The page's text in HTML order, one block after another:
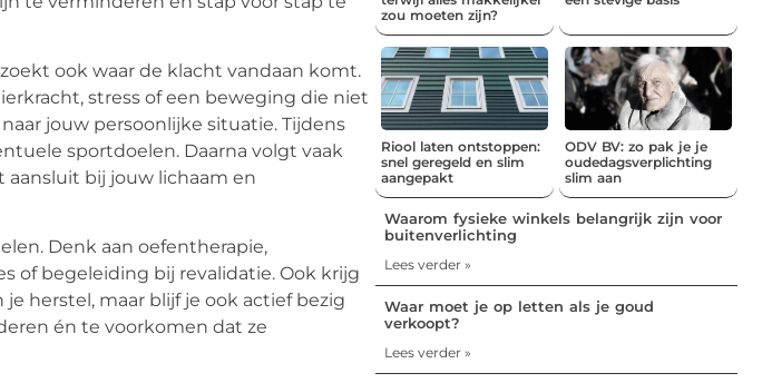
ook waar de klacht vandaan komt.
stress of een beweging die niet
jouw persoonlijke situatie. Tijdens
sportdoelen. Daarna volgt vaak
bij jouw lichaam en
Denk aan oefentherapie,
of begeleiding bij revalidatie. Ook krijg
herstel, maar blijf je ook actief bezig
én te voorkomen dat ze
zou moeten zijn?
Riool laten ontstoppen:
snel geregeld en slim
aangepakt
ODV BV: zo pak je je
oudedagsverplichting
slim aan
Waarom fysieke winkels belangrijk zijn voor
buitenverlichting
Lees verder »
Waar moet je op letten als je goud
verkoopt?
Lees verder »